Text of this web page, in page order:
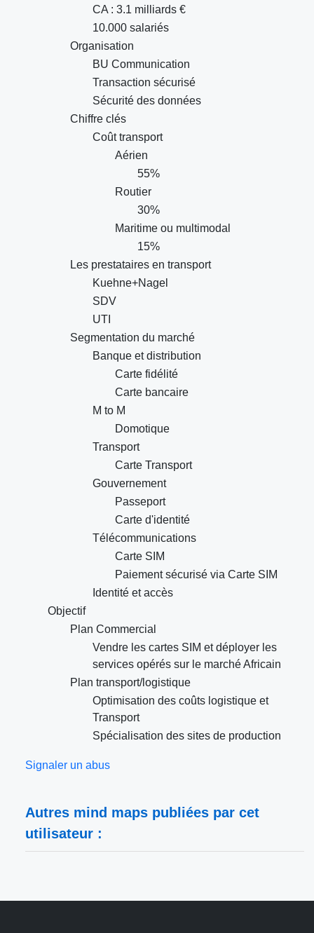
CA : 3.1 milliards €
10.000 salariés
Organisation
BU Communication
Transaction sécurisé
Sécurité des données
Chiffre clés
Coût transport
Aérien
55%
Routier
30%
Maritime ou multimodal
15%
Les prestataires en transport
Kuehne+Nagel
SDV
UTI
Segmentation du marché
Banque et distribution
Carte fidélité
Carte bancaire
M to M
Domotique
Transport
Carte Transport
Gouvernement
Passeport
Carte d'identité
Télécommunications
Carte SIM
Paiement sécurisé via Carte SIM
Identité et accès
Objectif
Plan Commercial
Vendre les cartes SIM et déployer les
services opérés sur le marché Africain
Plan transport/logistique
Optimisation des coûts logistique et
Transport
Spécialisation des sites de production
Signaler un abus
Autres mind maps publiées par cet
utilisateur :